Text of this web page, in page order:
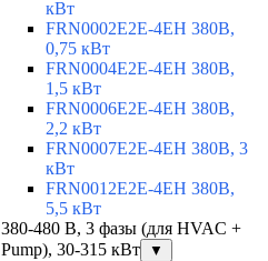
кВт
FRN0002E2E-4EH 380В,
0,75 кВт
FRN0004E2E-4EH 380В,
1,5 кВт
FRN0006E2E-4EH 380В,
2,2 кВт
FRN0007E2E-4EH 380В, 3
кВт
FRN0012E2E-4EH 380В,
5,5 кВт
380-480 В, 3 фазы (для HVAC +
Pump), 30-315 кВт
▼